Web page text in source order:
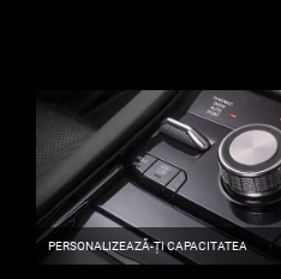
PERSONALIZEAZĂ-
ȚI
CAPACITATEA
DESCOPERĂ
MAI
MULTE
PERSONALIZEAZĂ-ȚI CAPACITATEA